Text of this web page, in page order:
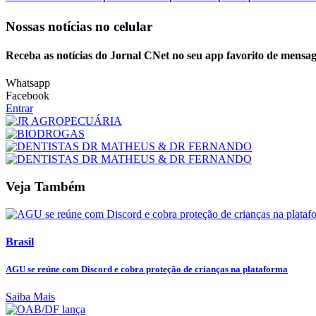
Nossas notícias no celular
Receba as notícias do Jornal CNet no seu app favorito de
Whatsapp
Facebook
Entrar
Veja Também
Brasil
AGU se reúne com Discord e cobra proteção de crianças na plataforma
Saiba Mais